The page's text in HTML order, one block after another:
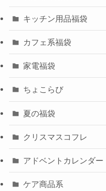
キッチン用品福袋
カフェ系福袋
家電福袋
ちょこらび
夏の福袋
クリスマスコフレ
アドベントカレンダー
ケア商品系